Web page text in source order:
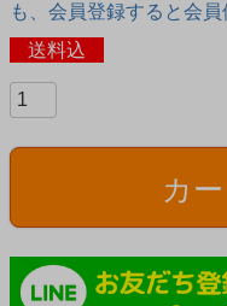
も、会員登録すると会
送料込
カ